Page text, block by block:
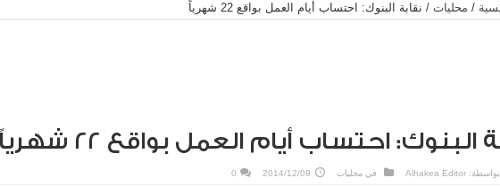
/ محليات / نقابة البنوك: احتساب أيام العمل بواقع 22 شهرياً
البنوك: احتساب أيام العمل بواقع 22 شهرياً
Alhakea Editor في محليات 2014/12/09
0